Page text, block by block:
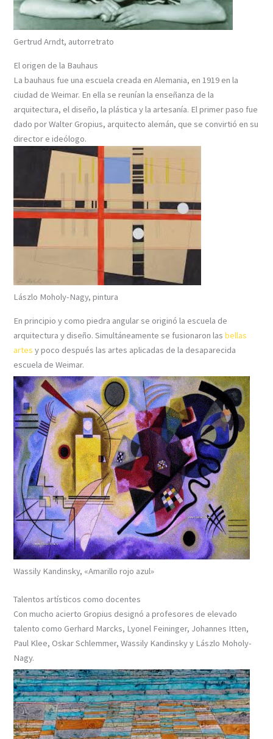
Gertrud Arndt, autorretrato
El origen de la Bauhaus
La bauhaus fue una escuela creada en Alemania, en 1919 en la
ciudad de Weimar. En ella se reunían la enseñanza de la
arquitectura, el diseño, la plástica y la artesanía. El primer paso fue
dado por Walter Gropius, arquitecto alemán, que se convirtió en su
director e ideólogo.
Lászlo Moholy-Nagy, pintura
En principio y como piedra angular se originó la escuela de
arquitectura y diseño. Simultáneamente se fusionaron lasbellas
artesy poco después las artes aplicadas de la desaparecida
escuela de Weimar.
Wassily Kandinsky, «Amarillo rojo azul»
Talentos artísticos como docentes
Con mucho acierto Gropius designó a profesores de elevado
talento como Gerhard Marcks, Lyonel Feininger, Johannes Itten,
Paul Klee, Oskar Schlemmer, Wassily Kandinsky y Lászlo Moholy-
Nagy.